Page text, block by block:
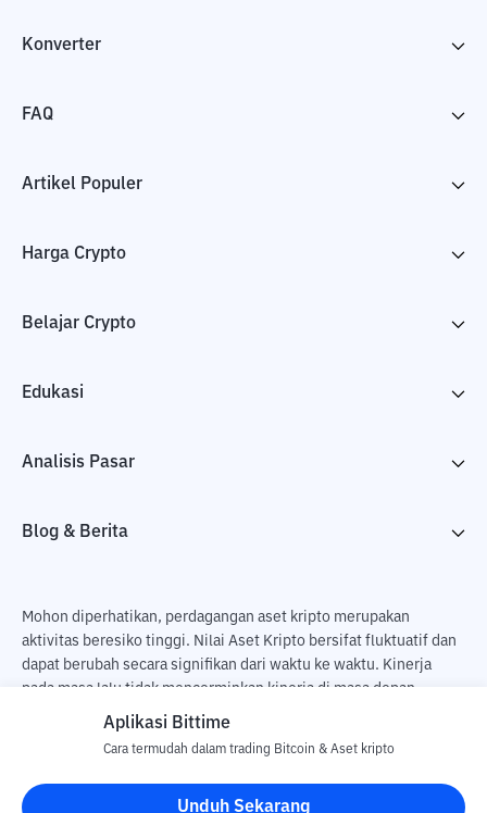
Konverter
FAQ
Artikel Populer
Harga Crypto
Belajar Crypto
Edukasi
Analisis Pasar
Blog & Berita
Mohon diperhatikan, perdagangan aset kripto merupakan
aktivitas beresiko tinggi. Nilai Aset Kripto bersifat fluktuatif dan
dapat berubah secara signifikan dari waktu ke waktu. Kinerja
pada masa lalu tidak mencerminkan kinerja di masa depan.
Terdapat risiko kehilangan sebagai dampak dari membeli dan
pengguna. PT Utama Aset Digital Indonesia (Bittime) tidak
bertanggung jawab atas perubahan fluktuasi dari nilai tukar Aset
Kripto.
Aplikasi Bittime
Cara termudah dalam trading Bitcoin & Aset kripto
Unduh Sekarang